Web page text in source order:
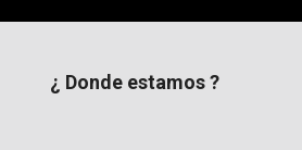
¿ Donde estamos ?